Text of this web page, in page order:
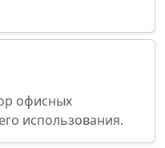
офисных
использования.